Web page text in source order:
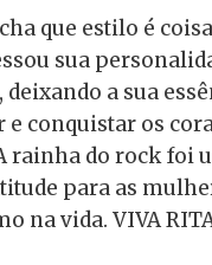
que estilo é
sua
a sua
conquistar os
rainha do rock foi
para as
na vida. VIVA